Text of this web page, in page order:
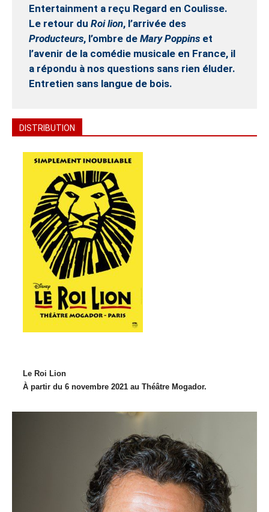
Entertainment a reçu Regard en Coulisse.
Le retour du Roi lion, l’arrivée des
Producteurs, l’ombre de Mary Poppins et
l’avenir de la comédie musicale en France, il
a répondu à nos questions sans rien éluder.
Entretien sans langue de bois.
DISTRIBUTION
Le Roi Lion
À partir du 6 novembre 2021 au Théâtre Mogador.